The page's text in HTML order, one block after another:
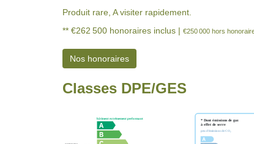
Produit rare, A visiter rapidement.
** €262 500 honoraires inclus | €250 000 hors
Nos honoraires
Classes DPE/GES